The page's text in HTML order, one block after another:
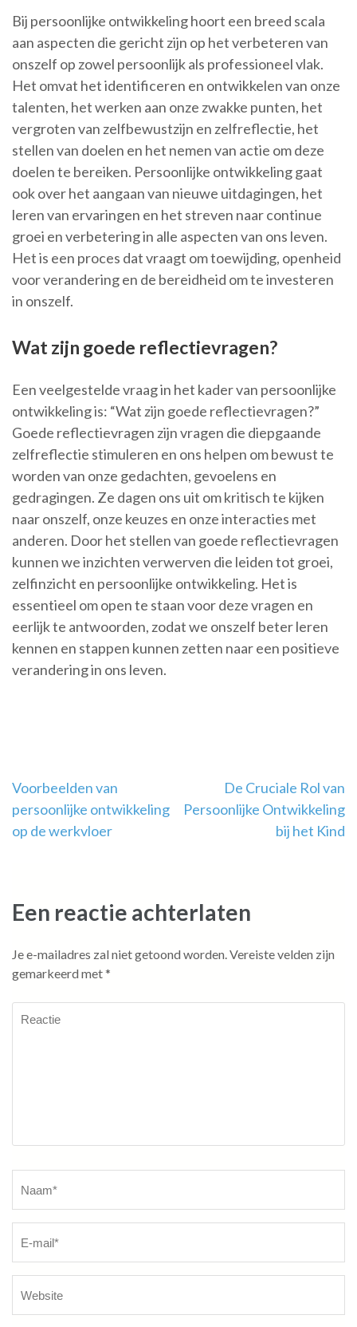
Bij persoonlijke ontwikkeling hoort een breed scala
aan aspecten die gericht zijn op het verbeteren van
onszelf op zowel persoonlijk als professioneel vlak.
Het omvat het identificeren en ontwikkelen van onze
talenten, het werken aan onze zwakke punten, het
vergroten van zelfbewustzijn en zelfreflectie, het
stellen van doelen en het nemen van actie om deze
doelen te bereiken. Persoonlijke ontwikkeling gaat
ook over het aangaan van nieuwe uitdagingen, het
leren van ervaringen en het streven naar continue
groei en verbetering in alle aspecten van ons leven.
Het is een proces dat vraagt om toewijding, openheid
voor verandering en de bereidheid om te investeren
in onszelf.
Wat zijn goede reflectievragen?
Een veelgestelde vraag in het kader van persoonlijke
ontwikkeling is: “Wat zijn goede reflectievragen?”
Goede reflectievragen zijn vragen die diepgaande
zelfreflectie stimuleren en ons helpen om bewust te
worden van onze gedachten, gevoelens en
gedragingen. Ze dagen ons uit om kritisch te kijken
naar onszelf, onze keuzes en onze interacties met
anderen. Door het stellen van goede reflectievragen
kunnen we inzichten verwerven die leiden tot groei,
zelfinzicht en persoonlijke ontwikkeling. Het is
essentieel om open te staan voor deze vragen en
eerlijk te antwoorden, zodat we onszelf beter leren
kennen en stappen kunnen zetten naar een positieve
verandering in ons leven.
Berichtnavigatie
Voorbeelden van
persoonlijke ontwikkeling
op de werkvloer
De Cruciale Rol van
Persoonlijke Ontwikkeling
bij het Kind
Een reactie achterlaten
Je e-mailadres zal niet getoond worden.Vereiste velden zijn
gemarkeerd met*